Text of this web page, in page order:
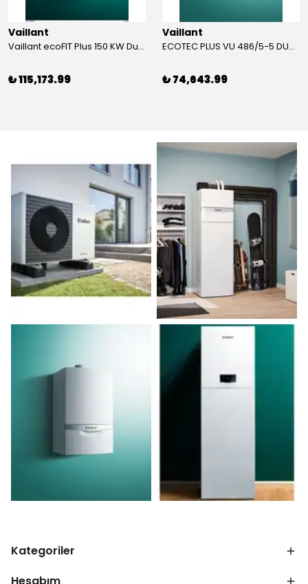
Vaillant
Vaillant ecoFIT Plus 150 KW Duvar Tipi Yoğuşmalı KAZAN
₺ 115,173.99
Vaillant
ECOTEC PLUS VU 486/5-5 DUVAR TİPİ YOĞUŞMALI KAZAN
₺ 74,643.99
Kategoriler